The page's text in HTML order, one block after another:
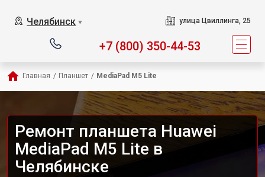
Челябинск ▼ улица Цвиллинга, 25
+7 (800) 350-44-53
Главная / Планшет / MediaPad M5 Lite
Ремонт планшета Huawei
MediaPad M5 Lite в
Челябинске